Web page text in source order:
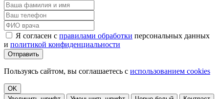
Я согласен с правилами обработки персональных данных
и политикой конфиденциальности
Отправить
Пользуясь сайтом, вы соглашаетесь с использованием cookies
OK